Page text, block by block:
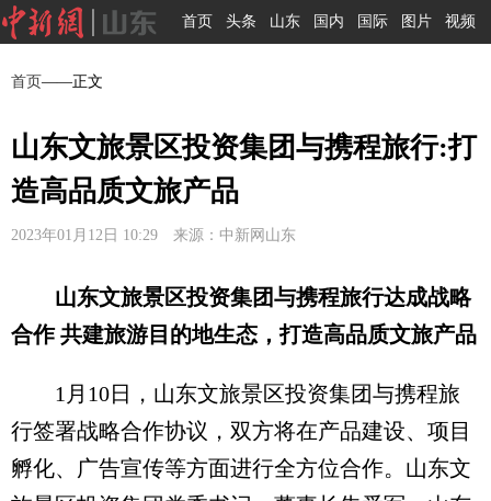
首页 头条 山东 国内 国际 图片 视频
首页——正文
山东文旅景区投资集团与携程旅行:打
造高品质文旅产品
2023年01月12日 10:29 来源：中新网山东
山东文旅景区投资集团与携程旅行达成战略
合作 共建旅游目的地生态，打造高品质文旅产品
1月10日，山东文旅景区投资集团与携程旅
行签署战略合作协议，双方将在产品建设、项目
孵化、广告宣传等方面进行全方位合作。山东文